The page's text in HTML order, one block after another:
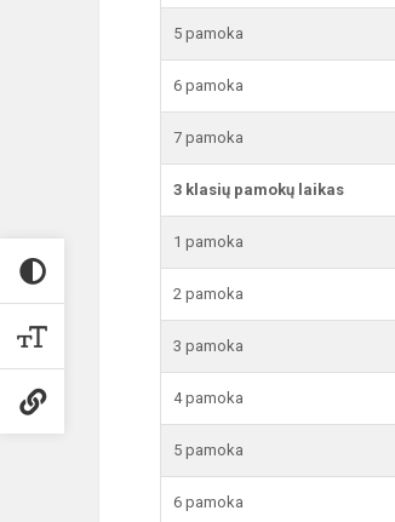
5 pamoka
6 pamoka
7 pamoka
3 klasių pamokų laikas
1 pamoka
2 pamoka
3 pamoka
4 pamoka
5 pamoka
6 pamoka